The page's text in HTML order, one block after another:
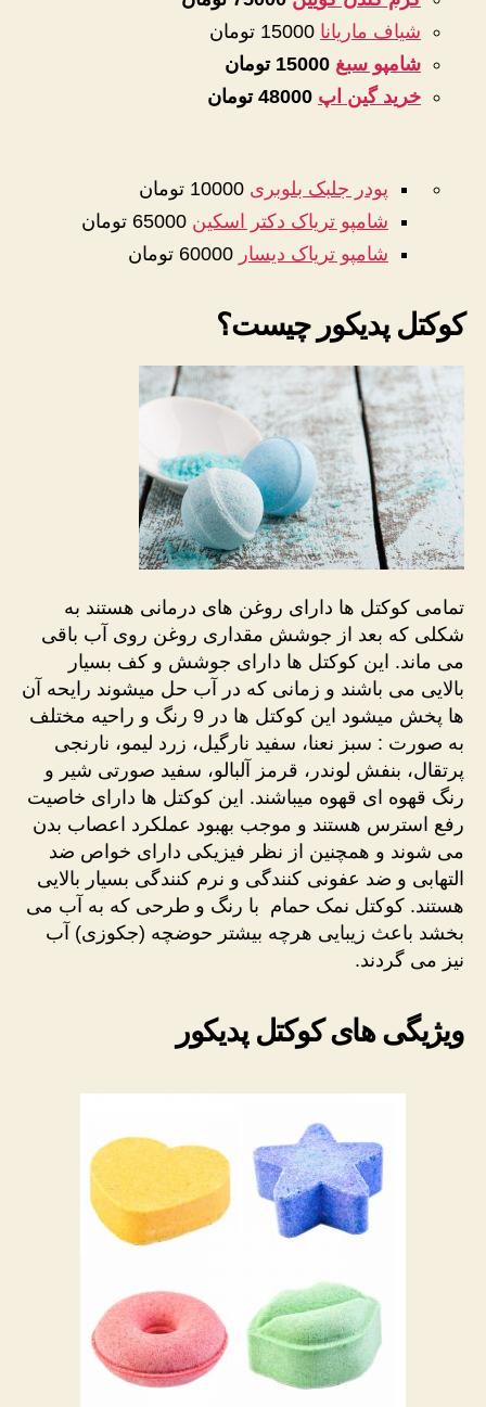
شیاف ماریانا
شامپو سبغ
خرید گین اپ
پودر جلبک بلوبری
شامپو تریاک دکتر اسکین
شامپو تریاک دیسار
کوکتل پدیکور چیست؟
تمامی کوکتل ها دارای روغن های درمانی هستند به
شکلی که بعد از جوشش مقداری روغن روی آب باقی
می ماند. این کوکتل ها دارای جوشش و کف بسیار
بالایی می باشند و زمانی که در آب حل میشوند رایحه آن
ها پخش میشود این کوکتل ها در 9 رنگ و راحیه مختلف
به صورت : سبز نعنا، سفید نارگیل، زرد لیمو، نارنجی
پرتقال، بنفش لوندر، قرمز آلبالو، سفید صورتی شیر و
رنگ قهوه ای قهوه میباشند. این کوکتل ها دارای خاصیت
رفع استرس هستند و موجب بهبود عملکرد اعصاب بدن
می شوند و همچنین از نظر فیزیکی دارای خواص ضد
التهابی و ضد عفونی کنندگی و نرم کنندگی بسیار بالایی
هستند. کوکتل نمک حمام با رنگ و طرحی که به آب می
بخشد باعث زیبایی هرچه بیشتر حوضچه (جکوزی) آب
نیز می گردند.
ویژیگی های کوکتل پدیکور